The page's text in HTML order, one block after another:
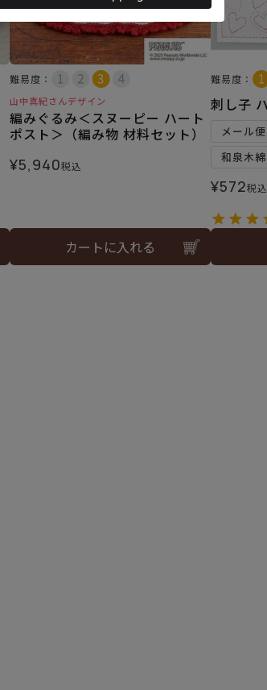
難易度：
山中真紀さんデザイン
編みぐるみ＜スヌーピー ハート
ポスト＞（編み物 材料セット）
¥5,940税込
カートに入れる
難易度：
刺し子
メール
和泉木
¥572税込